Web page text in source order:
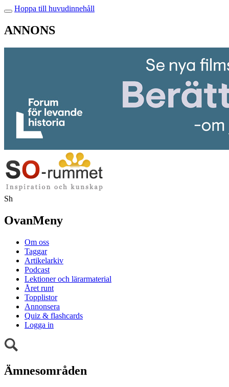
Hoppa till huvudinnehåll
ANNONS
Sh
OvanMeny
Om oss
Taggar
Artikelarkiv
Podcast
Lektioner och lärarmaterial
Året runt
Topplistor
Annonsera
Quiz & flashcards
Logga in
Ämnesområden